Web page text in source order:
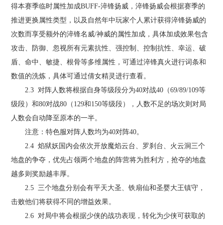
得本赛季临时属性加成BUFF-淬锋扬威，淬锋扬威会根据赛季的
推进更换属性类型，以及自然年中玩家个人累计获得淬锋扬威的
次数而享受额外的淬锋名威/神威的属性加成，具体加成效果包含
攻击、防御、忽视所有元素抗性、强控制、控制抗性、幸运、破
盾、命中、敏捷、根骨等多维属性，可通过淬锋真火进行词条和
数值的洗炼，具体可通过倩女精灵进行查看。
2.3 对阵人数将根据自身等级段分为40对战40（69/89/109等
级段）和80对战80（129和150等级段），人数不足的场次则对局
人数会自动降至原本的一半。
注意：特色服对阵人数均为40对阵40。
2.4 焰狱妖国内会依次开放魔焰云台、罗刹台、火云洞三个
地盘的争夺，优先占领两个地盘的阵营将为胜利方，抢夺的地盘
越多则奖励越丰厚。
2.5 三个地盘分别会有平天大圣、铁扇仙和圣婴大王镇守，
击败他们将获得不同的增益效果。
2.6 对局中将会根据少侠的战功表现，转化为少侠可获取的